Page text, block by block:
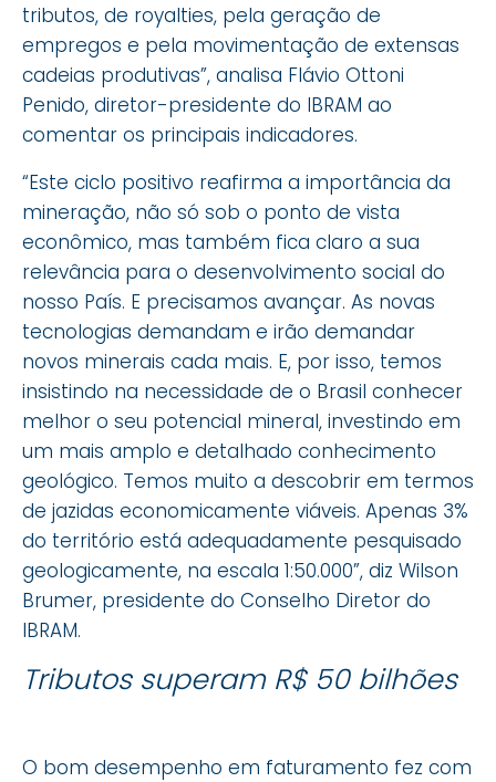
tributos, de royalties, pela geração de
empregos e pela movimentação de extensas
cadeias produtivas”, analisa Flávio Ottoni
Penido, diretor-presidente do IBRAM ao
comentar os principais indicadores.
“Este ciclo positivo reafirma a importância da
mineração, não só sob o ponto de vista
econômico, mas também fica claro a sua
relevância para o desenvolvimento social do
nosso País. E precisamos avançar. As novas
tecnologias demandam e irão demandar
novos minerais cada mais. E, por isso, temos
insistindo na necessidade de o Brasil conhecer
melhor o seu potencial mineral, investindo em
um mais amplo e detalhado conhecimento
geológico. Temos muito a descobrir em termos
de jazidas economicamente viáveis. Apenas 3%
do território está adequadamente pesquisado
geologicamente, na escala 1:50.000”, diz Wilson
Brumer, presidente do Conselho Diretor do
IBRAM.
Tributos superam R$ 50 bilhões
O bom desempenho em faturamento fez com